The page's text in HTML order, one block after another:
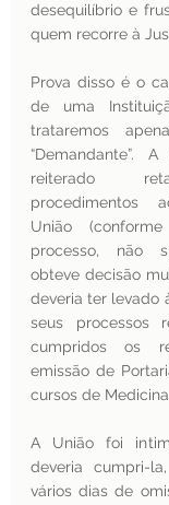
desequilíbrio e
quem recorre à
Prova disso é o
de uma
trataremos
“Demandante”.
reiterado
procedimentos
União
processo, não
obteve decisão
deveria ter levado
seus processos
cumpridos os
emissão de
cursos de
A União foi
deveria cumpri-
vários dias de